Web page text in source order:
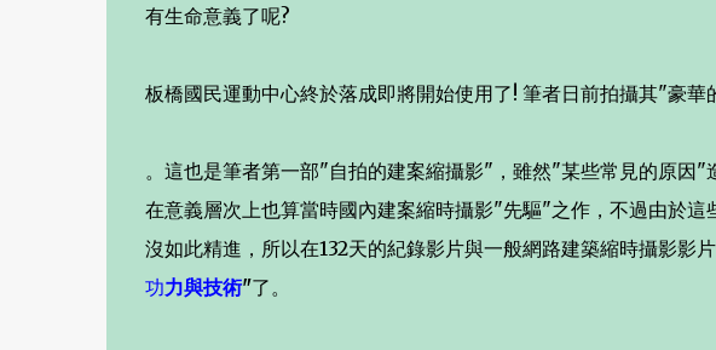
有生命意義了呢?
板橋國民運動中心終於落成即將開始使用了! 筆者日前拍攝其"豪
。這也是筆者第一部"自拍的建案縮攝影"，雖然"某些常見的原因
在意義層次上也算當時國內建案縮時攝影"先驅"之作，不過由於
沒如此精進，所以在132天的紀錄影片與一般網路建築縮時攝影影
功力與技術"了。